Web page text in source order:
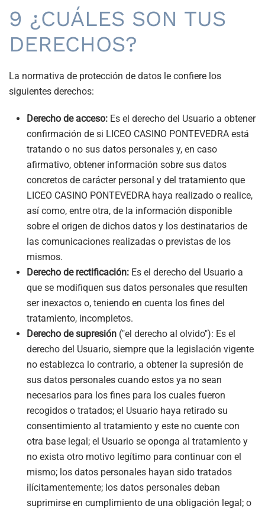
9 ¿CUÁLES SON TUS
DERECHOS?
La normativa de protección de datos le confiere los
siguientes derechos:
Derecho de acceso: Es el derecho del Usuario a obtener
confirmación de si LICEO CASINO PONTEVEDRA está
tratando o no sus datos personales y, en caso
afirmativo, obtener información sobre sus datos
concretos de carácter personal y del tratamiento que
LICEO CASINO PONTEVEDRA haya realizado o realice,
así como, entre otra, de la información disponible
sobre el origen de dichos datos y los destinatarios de
las comunicaciones realizadas o previstas de los
mismos.
Derecho de rectificación: Es el derecho del Usuario a
que se modifiquen sus datos personales que resulten
ser inexactos o, teniendo en cuenta los fines del
tratamiento, incompletos.
Derecho de supresión ("el derecho al olvido"): Es el
derecho del Usuario, siempre que la legislación vigente
no establezca lo contrario, a obtener la supresión de
sus datos personales cuando estos ya no sean
necesarios para los fines para los cuales fueron
recogidos o tratados; el Usuario haya retirado su
consentimiento al tratamiento y este no cuente con
otra base legal; el Usuario se oponga al tratamiento y
no exista otro motivo legítimo para continuar con el
mismo; los datos personales hayan sido tratados
ilícitamentemente; los datos personales deban
suprimirse en cumplimiento de una obligación legal; o